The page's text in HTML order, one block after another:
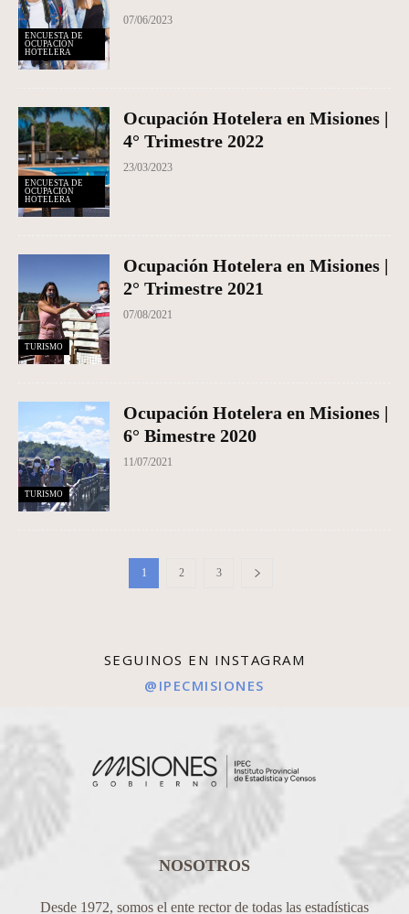
ENCUESTA DE
OCUPACIÓN
HOTELERA
07/06/2023
ENCUESTA DE
OCUPACIÓN
HOTELERA
Ocupación Hotelera en Misiones |
4° Trimestre 2022
23/03/2023
TURISMO
Ocupación Hotelera en Misiones |
2° Trimestre 2021
07/08/2021
TURISMO
Ocupación Hotelera en Misiones |
6° Bimestre 2020
11/07/2021
1 2 3
SEGUINOS EN INSTAGRAM
@IPECMISIONES
NOSOTROS
Desde 1972, somos el ente rector de todas las estadísticas